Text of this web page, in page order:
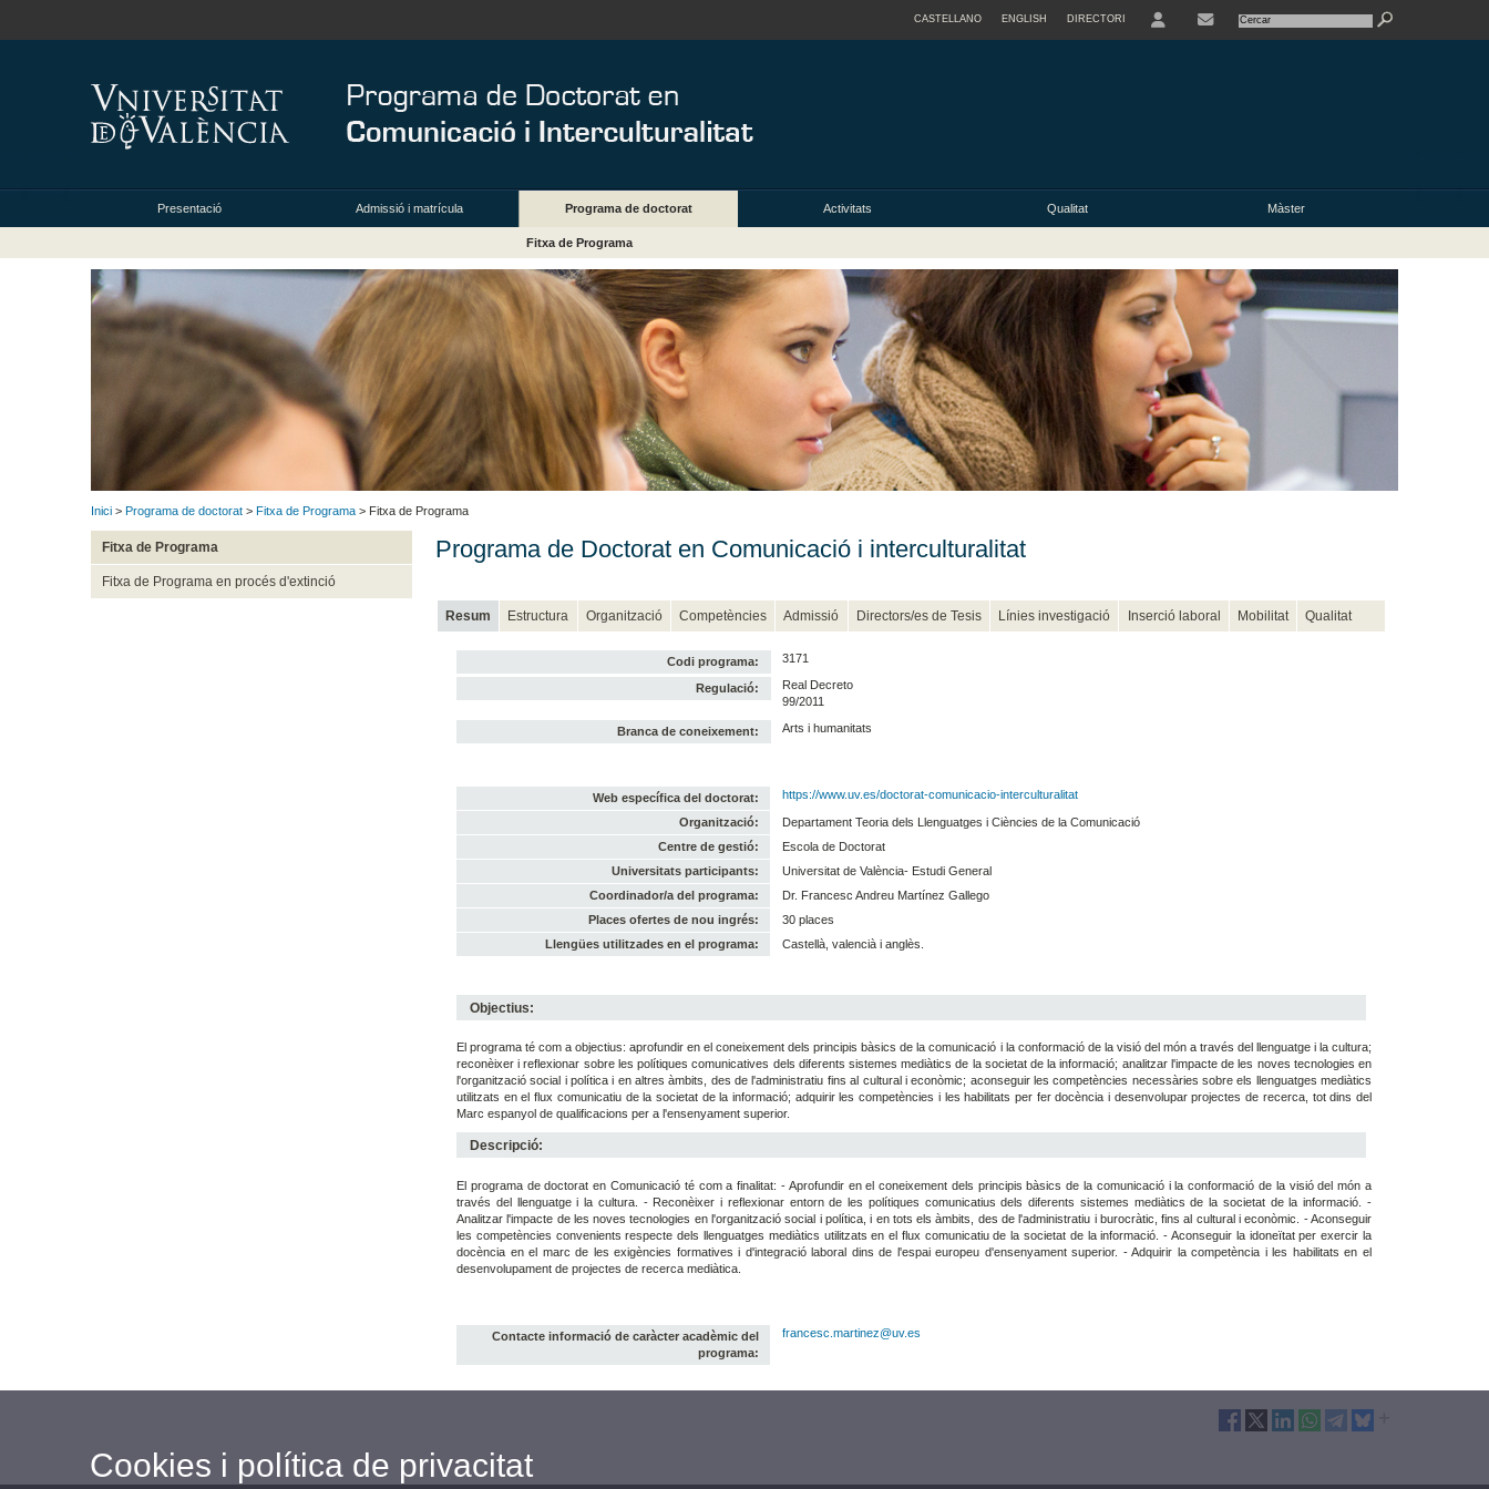
CASTELLANO ENGLISH DIRECTORI
Presentació Admissió i matrícula Programa de doctorat Activitats Qualitat Màster
Fitxa de Programa
Inici > Programa de doctorat > Fitxa de Programa > Fitxa de Programa
Fitxa de Programa
Fitxa de Programa en procés d'extinció
Programa de Doctorat en Comunicació i interculturalitat
Resum Estructura Organització Competències Admissió Directors/es de Tesis Línies investigació Inserció laboral Mobilitat Qualitat
Codi programa: 3171
Regulació:
Real Decreto
99/2011
Branca de coneixement: Arts i humanitats
Web específica del doctorat: https://www.uv.es/doctorat-comunicacio-interculturalitat
Organització:
Departament Teoria dels Llenguatges i Ciències de la Comunicació
Centre de gestió:
Escola de Doctorat
Universitats participants:
Universitat de València- Estudi General
Coordinador/a del programa:
Dr. Francesc Andreu Martínez Gallego
Places ofertes de nou ingrés:
30 places
Llengües utilitzades en el programa:
Castellà, valencià i anglès.
Objectius:
El programa té com a objectius: aprofundir en el coneixement dels principis bàsics de la comunicació i la conformació de la visió del món a través del llenguatge i la cultura;
reconèixer i reflexionar sobre les polítiques comunicatives dels diferents sistemes mediàtics de la societat de la informació; analitzar l'impacte de les noves tecnologies en
l'organització social i política i en altres àmbits, des de l'administratiu fins al cultural i econòmic; aconseguir les competències necessàries sobre els llenguatges mediàtics
utilitzats en el flux comunicatiu de la societat de la informació; adquirir les competències i les habilitats per fer docència i desenvolupar projectes de recerca, tot dins del
Marc espanyol de qualificacions per a l'ensenyament superior.
Descripció:
El programa de doctorat en Comunicació té com a finalitat: - Aprofundir en el coneixement dels principis bàsics de la comunicació i la conformació de la visió del món a
través del llenguatge i la cultura. - Reconèixer i reflexionar entorn de les polítiques comunicatius dels diferents sistemes mediàtics de la societat de la informació. -
Analitzar l'impacte de les noves tecnologies en l'organització social i política, i en tots els àmbits, des de l'administratiu i burocràtic, fins al cultural i econòmic. - Aconseguir
les competències convenients respecte dels llenguatges mediàtics utilitzats en el flux comunicatiu de la societat de la informació. - Aconseguir la idoneïtat per exercir la
docència en el marc de les exigències formatives i d'integració laboral dins de l'espai europeu d'ensenyament superior. - Adquirir la competència i les habilitats en el
desenvolupament de projectes de recerca mediàtica.
Contacte informació de caràcter acadèmic del
programa:
francesc.martinez@uv.es
Cookies i política de privacitat